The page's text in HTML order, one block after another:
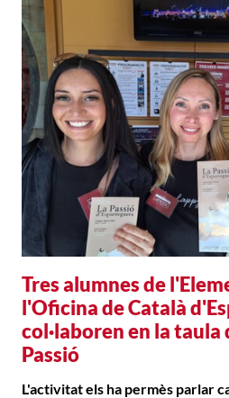
Tres alumnes de
l'Oficina de Català
col·laboren en la
Passió
L'activitat els ha permès parlar